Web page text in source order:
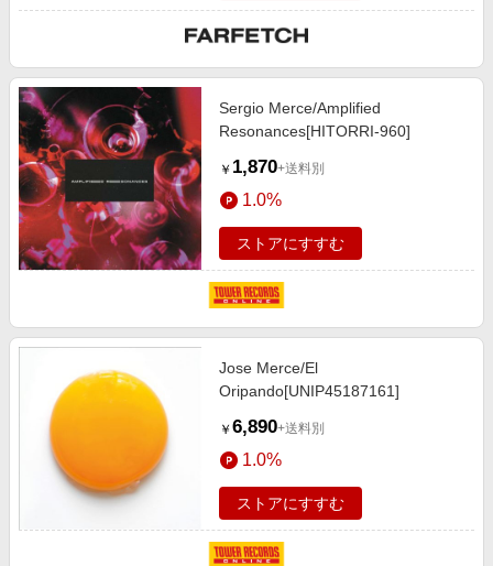
Sergio Merce/Amplified
Resonances[HITORRI-960]
￥ 1,870+送料別
1.0%
ストアにすすむ
Jose Merce/El
Oripando[UNIP45187161]
￥ 6,890+送料別
1.0%
ストアにすすむ